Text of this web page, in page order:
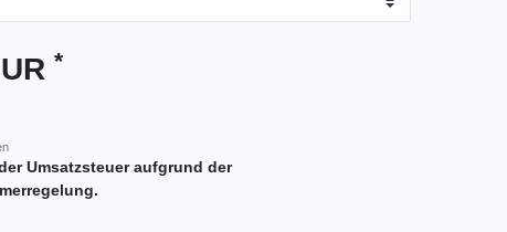
*
Umsatzsteuer aufgrund der